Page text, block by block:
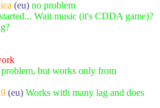
(eu) no problem
Wait music (it's CDDA game)?
but works only from
(eu) Works with many lag and does